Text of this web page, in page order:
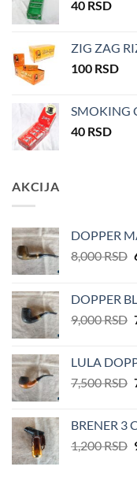
40 RSD
ZIG ZAG
100 RSD
SMOKING
40 RSD
AKCIJA
DOPPER
8,000RSD
DOPPER
9,000RSD
LULA
7,500RSD
BRENER 3
1,200RSD